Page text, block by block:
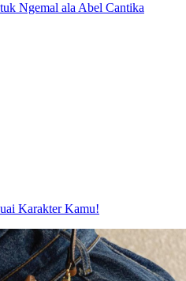
Ngemal ala Abel Cantika
Karakter Kamu!